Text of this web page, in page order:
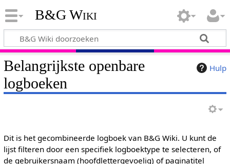
B&G Wiki
Hulp
Belangrijkste openbare
logboeken
Dit is het gecombineerde logboek van B&G Wiki. U kunt de
lijst filteren door een specifiek logboektype te selecteren, of
de gebruikersnaam (hoofdlettergevoelig) of paginatitel